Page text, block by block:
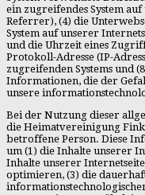
ein zugreifendes System
Referrer), (4) die
System auf unserer
und die Uhrzeit eines
Protokoll-Adresse (IP-
zugreifenden Systems und
Informationen, die der
unsere
Bei der Nutzung dieser
die Heimatvereinigung
betroffene Person. Diese
um (1) die Inhalte unserer
Inhalte unserer
optimieren, (3) die